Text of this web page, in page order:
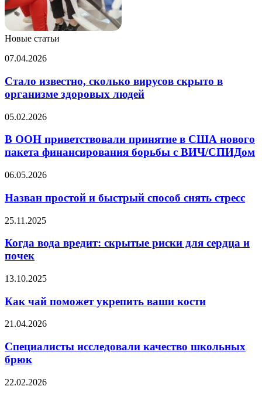
Новые статьи
Стало
сколько
вирусов
скрыто
организме
людей
07.04.2026
Стало известно, сколько вирусов скрыто в
организме здоровых людей
В
приветствовали
в
нового
финансирования
с
СПИДом
05.02.2026
В ООН приветствовали принятие в США нового
пакета финансирования борьбы с ВИЧ/СПИДом
Назван
и
быстрый
способ
снять
стресс
06.05.2026
Назван простой и быстрый способ снять стресс
Когда
вредит:
скрытые
риски
сердца
почек
25.11.2025
Когда вода вредит: скрытые риски для сердца и
почек
Как
поможет
укрепить
ваши
13.10.2025
Как чай поможет укрепить ваши кости
Специалисты
качество
школьных
брюк
21.04.2026
Специалисты исследовали качество школьных
брюк
Создан
22.02.2026